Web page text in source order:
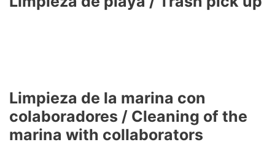
Limpieza de la marina con
colaboradores / Cleaning of the
marina with collaborators